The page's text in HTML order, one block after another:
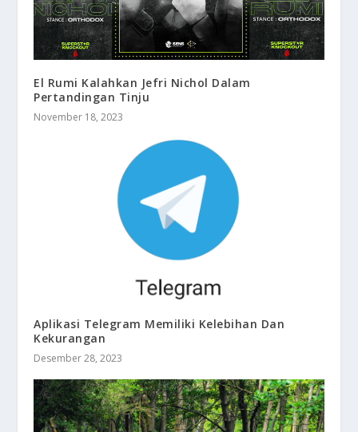
El Rumi Kalahkan Jefri Nichol Dalam
Pertandingan Tinju
November 18, 2023
Aplikasi Telegram Memiliki Kelebihan Dan
Kekurangan
Desember 28, 2023